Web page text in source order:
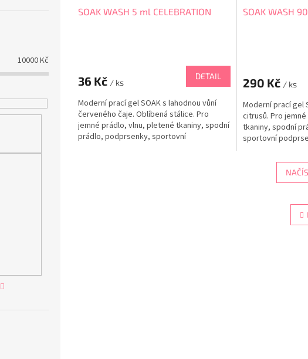
10000Kč
SOAK WASH 5 ml CELEBRATION
36 Kč / ks
DETAIL
Moderní prací gel SOAK s lahodnou vůní
červeného čaje. Oblíbená stálice. Pro
jemné prádlo, vlnu, pletené tkaniny, spodní
prádlo, podprsenky, sportovní
SOAK WASH
290 Kč / ks
Moderní prací gel
citrusů. Pro
tkaniny, spodní
sportovní
bodovému
k mytí dětských